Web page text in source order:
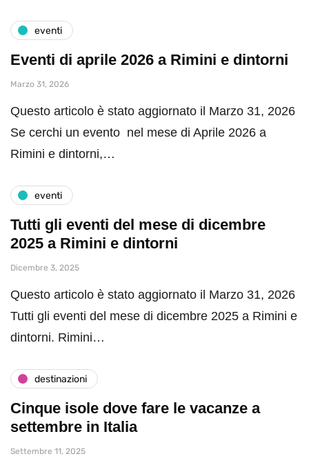
eventi
Eventi di aprile 2026 a Rimini e dintorni
Marzo 31, 2026
Questo articolo è stato aggiornato il Marzo 31, 2026
Se cerchi un evento nel mese di Aprile 2026 a
Rimini e dintorni,…
eventi
Tutti gli eventi del mese di dicembre
2025 a Rimini e dintorni
Dicembre 3, 2025
Questo articolo è stato aggiornato il Marzo 31, 2026
Tutti gli eventi del mese di dicembre 2025 a Rimini e
dintorni. Rimini…
destinazioni
Cinque isole dove fare le vacanze a
settembre in Italia
Settembre 11, 2025